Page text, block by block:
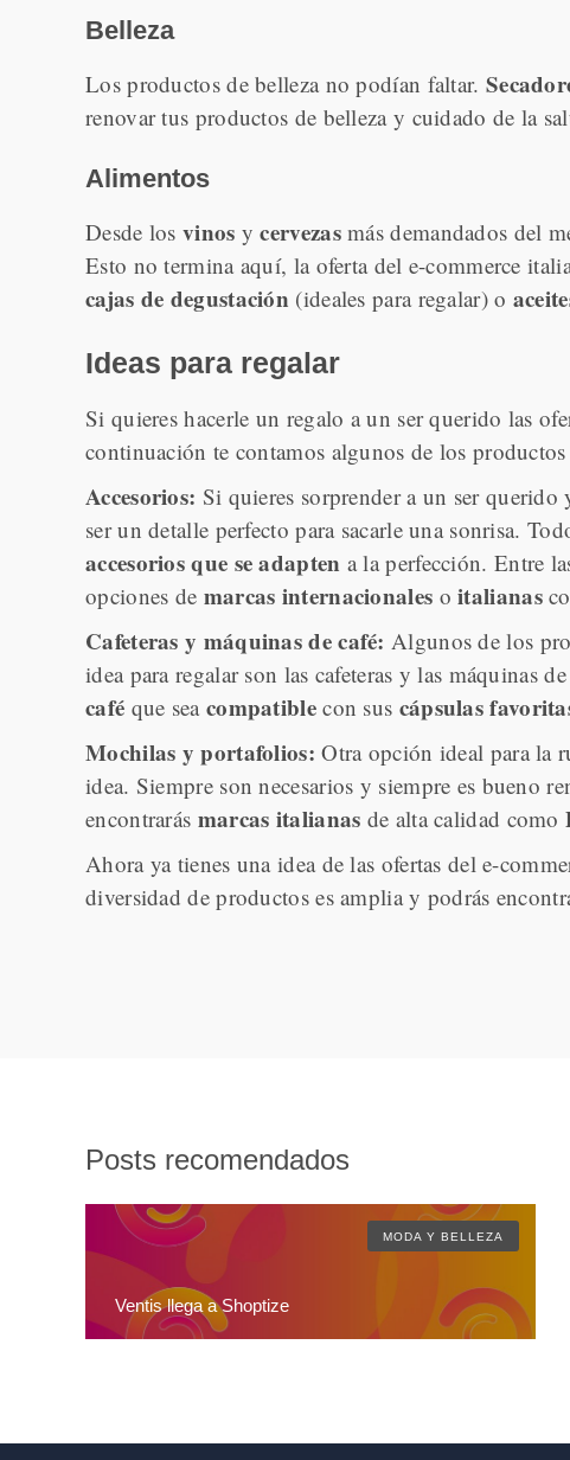
Belleza
Los productos de belleza no podían faltar.
renovar tus productos de belleza y cuidado de la
Alimentos
Desde los vinos ycervezasmás demandados del
Esto no termina aquí, la oferta del e-commerce
cajas de degustación (ideales para regalar) o
Ideas para regalar
Si quieres hacerle un regalo a un ser querido las
continuación te contamos algunos de los
Accesorios: Si quieres sorprender a un ser
ser un detalle perfecto para sacarle una sonrisa.
accesorios que se adapten a la perfección. Entre
opciones de marcas internacionales oitalianas
Cafeteras y máquinas de café: Algunos de los
idea para regalar son las cafeteras y las máquinas
café que sea compatiblecon sus cápsulas
Mochilas y portafolios: Otra opción ideal para la
idea. Siempre son necesarios y siempre es bueno
encontrarás marcas italianas de alta calidad como
Ahora ya tienes una idea de las ofertas del e-
diversidad de productos es amplia y podrás
Posts recomendados
MODA Y BELLEZA
Ventis llega a Shoptize